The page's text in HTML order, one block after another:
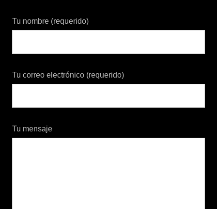
Tu nombre (requerido)
Tu correo electrónico (requerido)
Tu mensaje